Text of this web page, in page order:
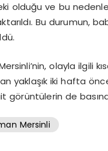
olduğu ve bu
Bu durumun,
olayla ilgili
yaklaşık iki hafta
de basına
Mersinli